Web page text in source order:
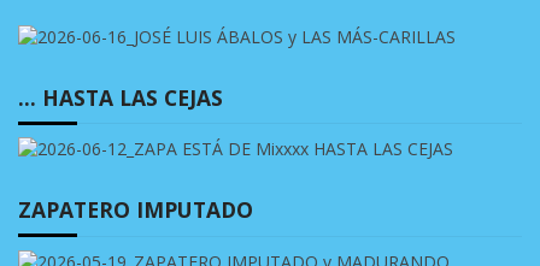
… HASTA LAS CEJAS
ZAPATERO IMPUTADO